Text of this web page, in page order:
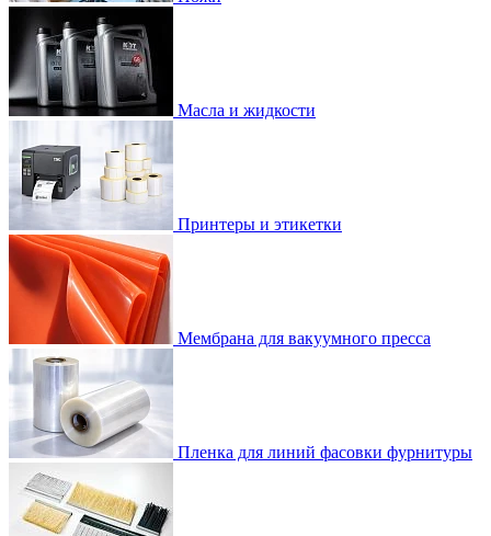
Масла и жидкости
Принтеры и этикетки
Мембрана для вакуумного пресса
Пленка для линий фасовки фурнитуры